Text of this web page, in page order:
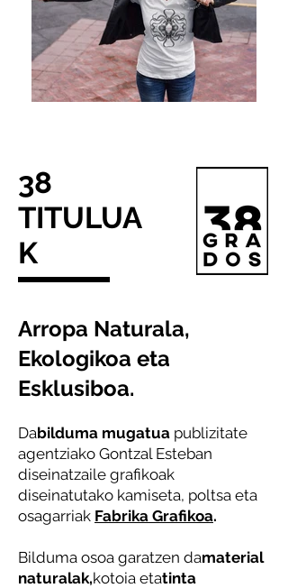
38
TITULUA
K
Arropa Naturala,
Ekologikoa eta
Esklusiboa.
Dabilduma mugatua publizitate
agentziako Gontzal Esteban
diseinatzaile grafikoak
diseinatutako kamiseta, poltsa eta
osagarriak Fabrika Grafikoa.
Bilduma osoa garatzen damaterial
naturalak,kotoia etatinta